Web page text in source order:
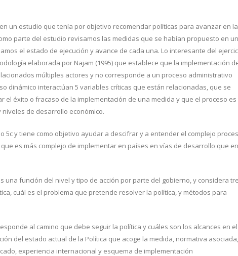
un estudio que tenía por objetivo recomendar políticas para avanzar en la
parte del estudio revisamos las medidas que se habían propuesto en
el estado de ejecución y avance de cada una. Lo interesante del
elaborada por Najam (1995) que establece que la implementación
múltiples actores y no corresponde a un proceso administrativo
dinámico interactúan 5 variables críticas que están relacionadas, que se
éxito o fracaso de la implementación de una medida y que el proceso es
de desarrollo económico.
5c y tiene como objetivo ayudar a descifrar y a entender el complejo
es más complejo de implementar en países en vías de desarrollo que en
una función del nivel y tipo de acción por parte del gobierno, y considera
cuál es el problema que pretende resolver la política, y métodos para
al camino que debe seguir la política y cuáles son los alcances en el
del estado actual de la Política que acoge la medida, normativa asociada,
experiencia internacional y esquema de implementación